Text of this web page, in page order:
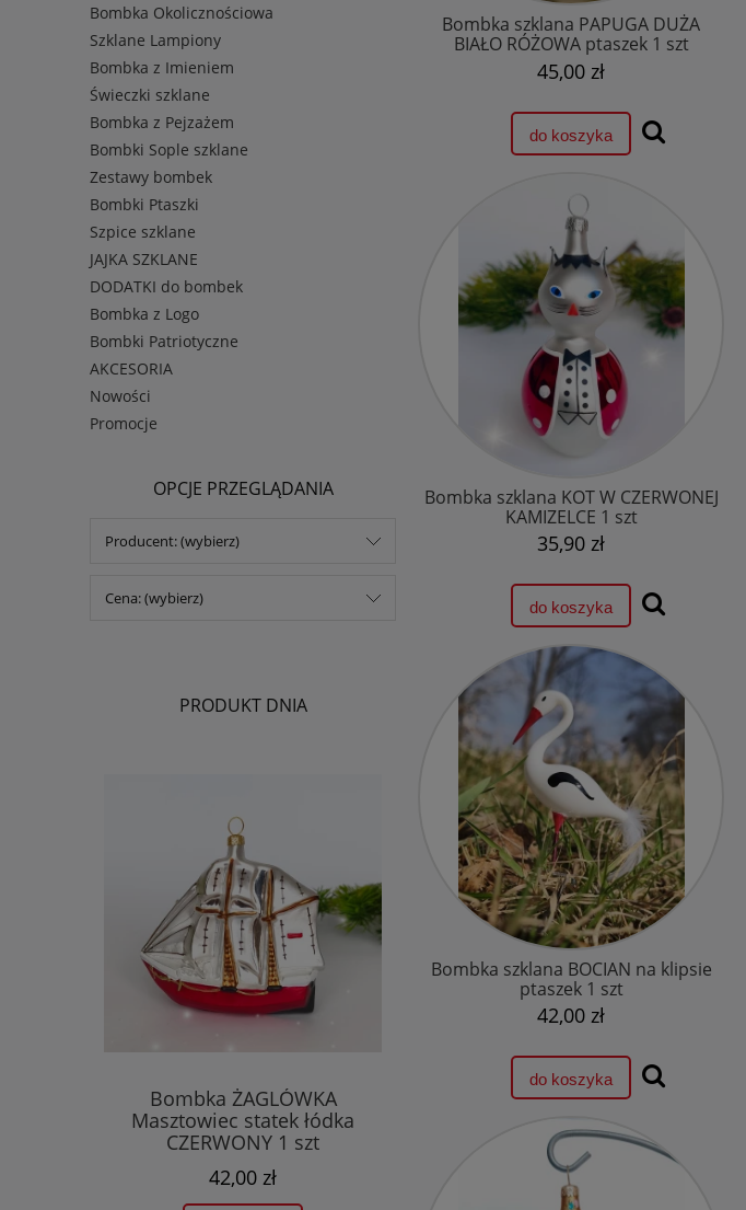
Bombka Okolicznościowa
Szklane Lampiony
Bombka z Imieniem
Świeczki szklane
Bombka z Pejzażem
Bombki Sople szklane
Zestawy bombek
Bombki Ptaszki
Szpice szklane
JAJKA SZKLANE
DODATKI do bombek
Bombka z Logo
Bombki Patriotyczne
AKCESORIA
Nowości
Promocje
OPCJE PRZEGLĄDANIA
Producent: (wybierz)
Cena: (wybierz)
PRODUKT DNIA
Bombka ŻAGLÓWKA
Masztowiec statek łódka
CZERWONY 1 szt
42,00 zł
Bombka szklana PAPUGA DUŻA
BIAŁO RÓŻOWA ptaszek 1 szt
45,00 zł
do koszyka
Bombka szklana KOT W CZERWONEJ
KAMIZELCE 1 szt
35,90 zł
do koszyka
Bombka szklana BOCIAN na klipsie
ptaszek 1 szt
42,00 zł
do koszyka